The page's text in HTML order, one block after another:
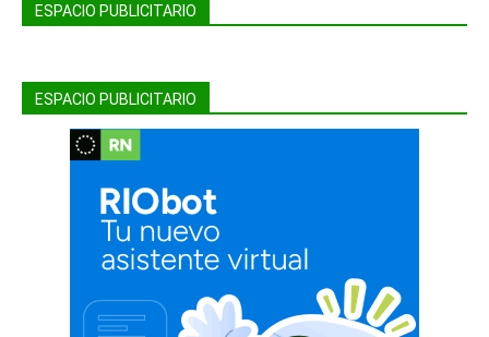
ESPACIO PUBLICITARIO
ESPACIO PUBLICITARIO